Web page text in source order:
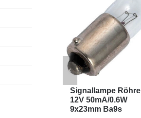
Signallampe Röhre
12V 50mA/0.6W
9x23mm Ba9s